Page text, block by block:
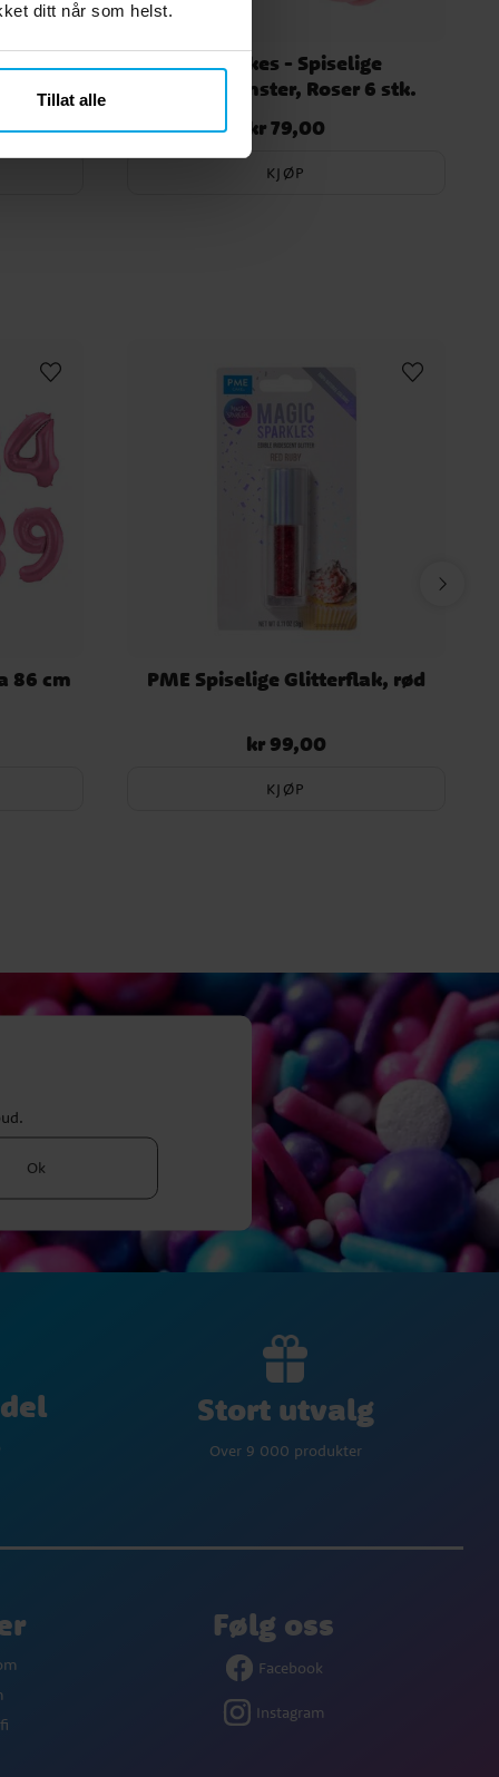
ditt når som helst.
Tillat alle
gram
FunCakes - Spiselige
Oblatblomster, Roser 6 stk.
Pris :kr 79,00
kr 79,00
KJØP
86 cm PME Spiselige Glitterflak, rød
Pris :kr 99,00
kr 99,00
KJØP
Ok
Stort utvalg
Over 9 000 produkter
Følg oss
Facebook
Instagram